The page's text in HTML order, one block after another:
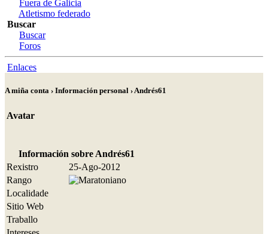
Fuera de Galicia
Atletismo federado
Buscar
Buscar
Foros
Enlaces
A miña conta › Información personal › Andrés61
Avatar
Información sobre Andrés61
Rexistro
25-Ago-2012
Rango
Localidade
Sitio Web
Traballo